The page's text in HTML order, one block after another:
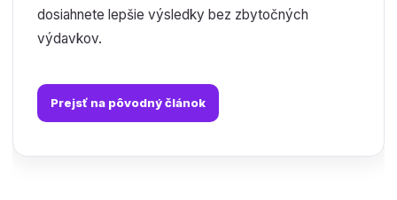
dosiahnete lepšie výsledky bez zbytočných
výdavkov.
Prejsť na pôvodný článok